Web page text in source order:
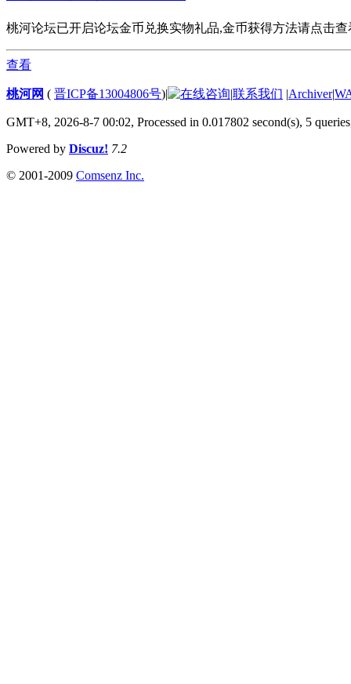
桃河论坛已开启论坛金币兑换实物礼品,金币获得方法请点击
查看
桃河网 ( 晋ICP备13004806号)| |联系我们 |Archiver|
GMT+8, 2026-8-7 00:02, Processed in 0.017802 second(s), 5
Powered by Discuz! 7.2
© 2001-2009 Comsenz Inc.